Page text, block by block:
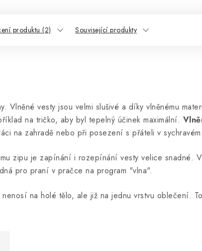
produktu (2) Související produkty
Vlněné vesty jsou velmi slušivé a díky vlněnému
na tričko, aby byl tepelný účinek maximální.
na zahradě nebo při posezení s přáteli v
zipu je zapínání i rozepínání vesty velice snadné.
pro praní v pračce na program "vlna".
na holé tělo, ale již na jednu vrstvu oblečení.